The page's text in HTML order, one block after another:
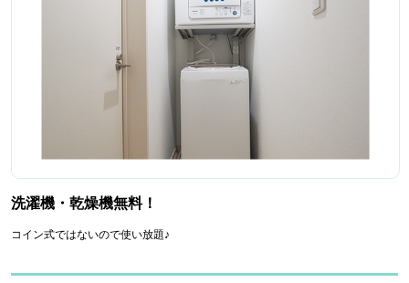
洗濯機・乾燥機無料！
コイン式ではないので使い放題♪